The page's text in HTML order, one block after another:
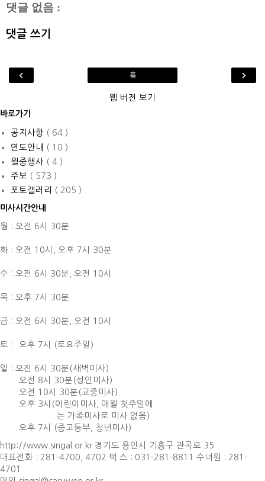
댓글 없음 :
댓글 쓰기
‹ ›
홈
웹 버전 보기
바로가기
공지사항 ( 64 )
연도안내
( 10 )
월중행사 ( 4 )
주보 ( 573 )
포토갤러리
( 205 )
미사시간안내
월 : 오전 6시 30분
화 : 오전 10시, 오후 7시 30분
수 : 오전 6시 30분, 오전 10시
목 : 오후 7시 30분
금 : 오전 6시 30분, 오전 10시
토 : 오후 7시 (토요주일)
일 : 오전 6시 30분(새벽미사)
오전 8시 30분(성인미사)
오전 10시 30분(교중미사)
오후 3시(어린이미사, 매월 첫주일에
는 가족미사로 미사 없음)
오후 7시 (중고등부, 청년미사)
http://www.singal.or.kr 경기도 용인시 기흥구 관곡로 35
대표전화 : 281-4700, 4702 팩 스 : 031-281-8811 수녀원 : 281-
4701